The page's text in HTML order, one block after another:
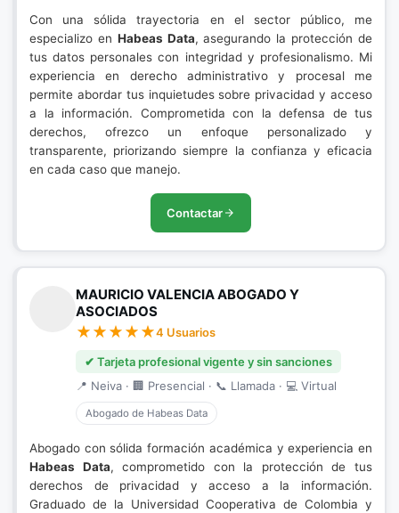
Con una sólida trayectoria en el sector público, me
especializo en Habeas Data, asegurando la protección de
tus datos personales con integridad y profesionalismo. Mi
experiencia en derecho administrativo y procesal me
permite abordar tus inquietudes sobre privacidad y acceso
a la información. Comprometida con la defensa de tus
derechos, ofrezco un enfoque personalizado y
transparente, priorizando siempre la confianza y eficacia
en cada caso que manejo.
Contactar
MAURICIO VALENCIA ABOGADO Y
ASOCIADOS
4 Usuarios
✔ Tarjeta profesional vigente y sin sanciones
📍 Neiva · 🏢 Presencial · 📞 Llamada · 💻 Virtual
Abogado de Habeas Data
Abogado con sólida formación académica y experiencia en
Habeas Data, comprometido con la protección de tus
derechos de privacidad y acceso a la información.
Graduado de la Universidad Cooperativa de Colombia y